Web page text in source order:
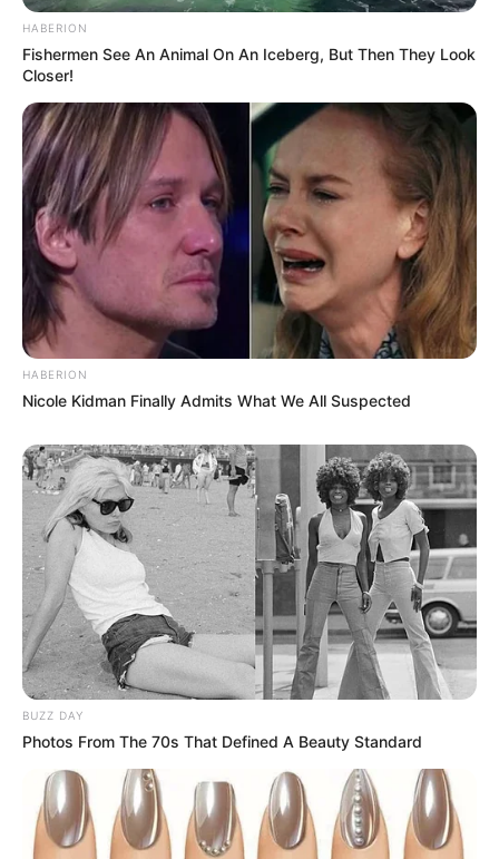
Auf einigen Seiten dieses Projektes sind Affiliate-
Angebote integriert. Wenn etwas darüber gebucht oder
gekauft wird, ist das eine Unterstützung, ohne dass sich
dadurch der Preis ändert.
HABERION
Fishermen See An Animal On An Iceberg, But Then They Look
Closer!
HABERION
Nicole Kidman Finally Admits What We All Suspected
BUZZ DAY
Photos From The 70s That Defined A Beauty Standard